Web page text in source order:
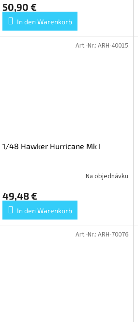
50,90 €
In den Warenkorb
1/48 Hawker Hurricane Mk I
Na objednávku
49,48 €
In den Warenkorb
Art.-Nr.: ARH-40015
Art.-Nr.: ARH-70076